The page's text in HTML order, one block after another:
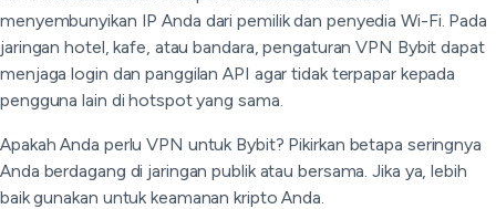
menyembunyikan IP Anda dari pemilik dan penyedia Wi-Fi. Pada
jaringan hotel, kafe, atau bandara, pengaturan VPN Bybit dapat
menjaga login dan panggilan API agar tidak terpapar kepada
pengguna lain di hotspot yang sama.
Apakah Anda perlu VPN untuk Bybit? Pikirkan betapa seringnya
Anda berdagang di jaringan publik atau bersama. Jika ya, lebih
baik gunakan untuk keamanan kripto Anda.